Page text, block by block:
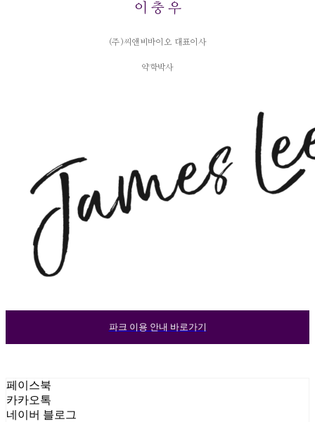
이 충 우
(주)씨앤비바이오 대표이사
약학박사
파크 이용 안내 바로가기
페이스북
카카오톡
네이버 블로그